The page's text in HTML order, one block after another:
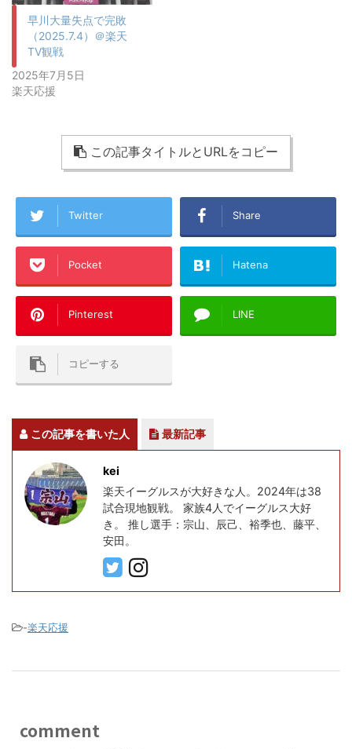
早川大量失点で完敗
（2025.7.4）＠楽天
TV観戦
2025年7月5日
楽天応援
この記事タイトルとURLをコピー
Twitter Share
Pocket Hatena
Pinterest LINE
コピーする
この記事を書いた人 最新記事
kei
楽天イーグルスが大好きな人。2024年は38
試合現地観戦。 家族4人でイーグルス大好
き。 推し選手：宗山、辰己、裕季也、藤平、
安田。
-楽天応援
comment